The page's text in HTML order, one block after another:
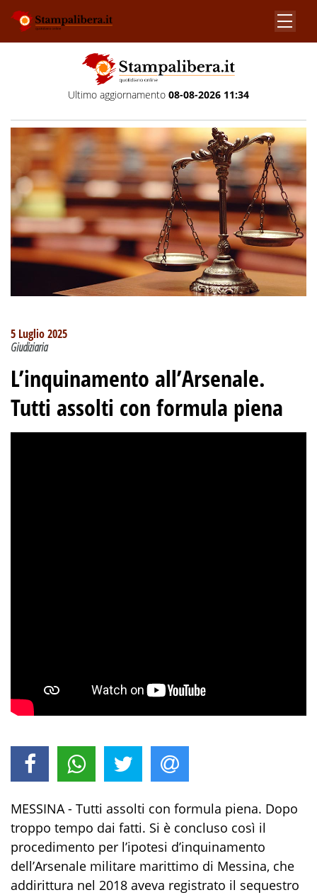
Ultimo aggiornamento 08-08-2026 11:34
5 Luglio 2025
Giudiziaria
L’inquinamento all’Arsenale.
Tutti assolti con formula piena
MESSINA - Tutti assolti con formula piena. Dopo
troppo tempo dai fatti. Si è concluso così il
procedimento per l’ipotesi d’inquinamento
dell’Arsenale militare marittimo di Messina, che
addirittura nel 2018 aveva registrato il sequestro